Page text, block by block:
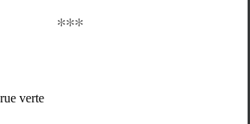
∗∗∗
verte